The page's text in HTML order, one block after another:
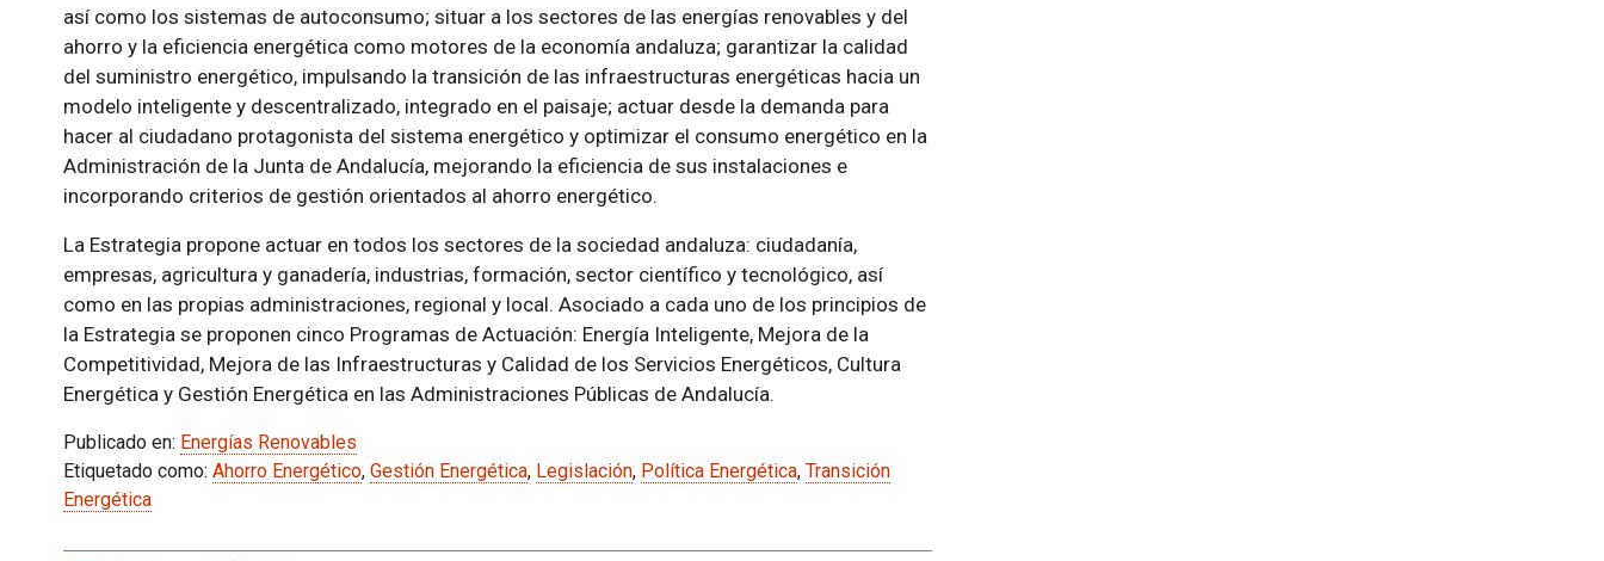
así como los sistemas de autoconsumo; situar a los sectores de las energías renovables y del
ahorro y la eficiencia energética como motores de la economía andaluza; garantizar la calidad
del suministro energético, impulsando la transición de las infraestructuras energéticas hacia un
modelo inteligente y descentralizado, integrado en el paisaje; actuar desde la demanda para
hacer al ciudadano protagonista del sistema energético y optimizar el consumo energético en la
Administración de la Junta de Andalucía, mejorando la eficiencia de sus instalaciones e
incorporando criterios de gestión orientados al ahorro energético.
La Estrategia propone actuar en todos los sectores de la sociedad andaluza: ciudadanía,
empresas, agricultura y ganadería, industrias, formación, sector científico y tecnológico, así
como en las propias administraciones, regional y local. Asociado a cada uno de los principios de
la Estrategia se proponen cinco Programas de Actuación: Energía Inteligente, Mejora de la
Competitividad, Mejora de las Infraestructuras y Calidad de los Servicios Energéticos, Cultura
Energética y Gestión Energética en las Administraciones Públicas de Andalucía.
Publicado en: Energías Renovables
Etiquetado como: Ahorro Energético, Gestión Energética, Legislación, Política Energética, Transición
Energética